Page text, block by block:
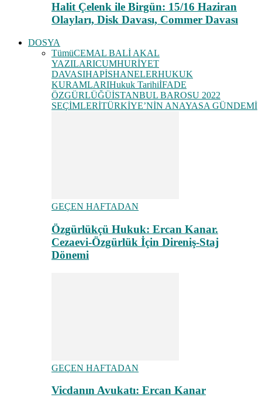
Halit Çelenk ile Birgün: 15/16 Haziran
Olayları, Disk Davası, Commer Davası
DOSYA
TümüCEMAL BALİ AKAL
YAZILARICUMHURİYET
DAVASIHAPİSHANELERHUKUK
KURAMLARIHukuk TarihiİFADE
ÖZGÜRLÜĞÜİSTANBUL BAROSU 2022
SEÇİMLERİTÜRKİYE’NİN ANAYASA GÜNDEMİ
GEÇEN HAFTADAN
Özgürlükçü Hukuk: Ercan Kanar.
Cezaevi-Özgürlük İçin Direniş-Staj
Dönemi
GEÇEN HAFTADAN
Vicdanın Avukatı: Ercan Kanar